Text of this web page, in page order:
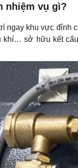
nhiệm vụ gì?
khu vực đỉnh
sở hữu kết